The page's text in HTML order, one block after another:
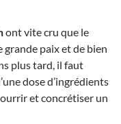
ont vite cru que le
paix et de bien
plus tard, il faut
dose d’ingrédients
et concrétiser un